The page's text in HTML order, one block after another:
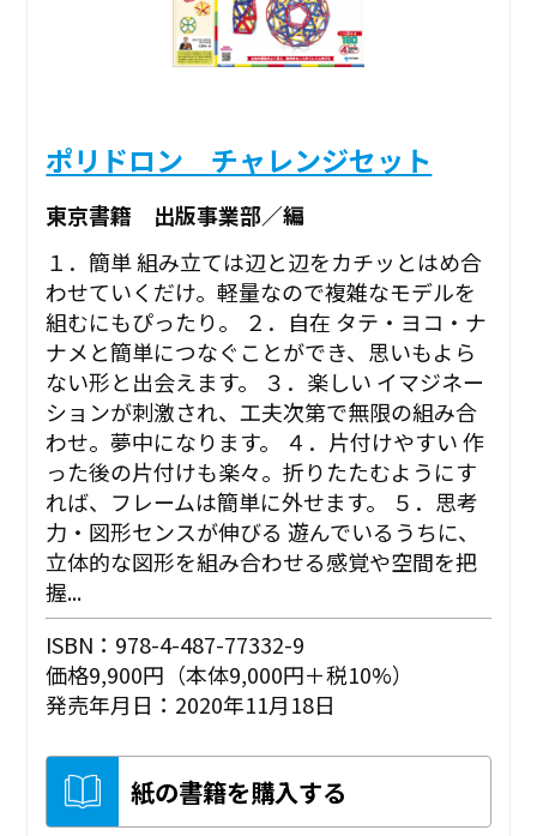
ポリドロン チャレンジセット
東京書籍 出版事業部／編
１．簡単 組み立ては辺と辺をカチッとはめ合
わせていくだけ。軽量なので複雑なモデルを
組むにもぴったり。 ２．自在 タテ・ヨコ・ナ
ナメと簡単につなぐことができ、思いもよら
ない形と出会えます。 ３．楽しい イマジネー
ションが刺激され、工夫次第で無限の組み合
わせ。夢中になります。 ４．片付けやすい 作
った後の片付けも楽々。折りたたむようにす
れば、フレームは簡単に外せます。 ５．思考
力・図形センスが伸びる 遊んでいるうちに、
立体的な図形を組み合わせる感覚や空間を把
握...
ISBN：978-4-487-77332-9
価格9,900円（本体9,000円＋税10%）
発売年月日：2020年11月18日
紙の書籍を購入する